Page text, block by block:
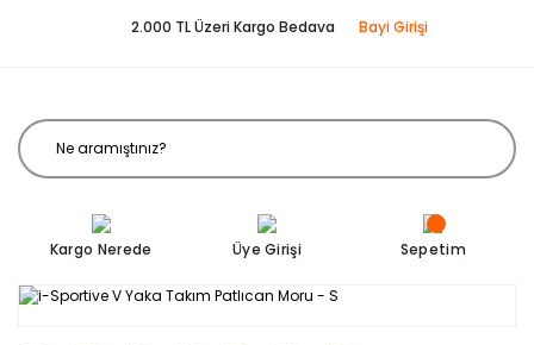
2.000 TL Üzeri Kargo Bedava Bayi Girişi
Kargo Nerede Üye Girişi Sepetim